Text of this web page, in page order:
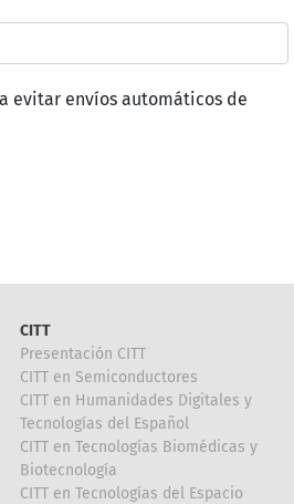
evitar envíos automáticos de
CITT
Presentación CITT
CITT en Semiconductores
CITT en Humanidades Digitales y
Tecnologías del Español
CITT en Tecnologías Biomédicas y
Biotecnología
CITT en Tecnologías del Espacio